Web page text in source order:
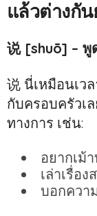
แล้วต่างกัน
说 [shuō] –
说 นี่เหมือนเว
กับครอบครัวเ
ทางการ เช่น:
อยากเม้
เล่าเรื่อ
บอกควา